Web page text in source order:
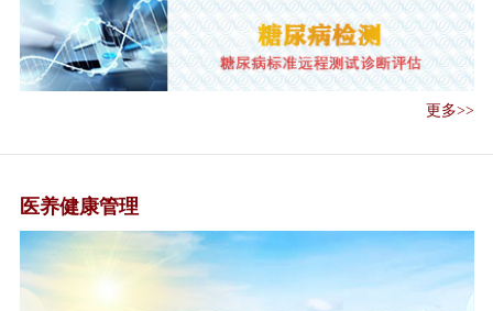
《关于推行医疗机构、医师、护
士电子证照工...
《新冠肺炎疫情期间办公场所和
具消毒与个人...
《关于进一步规范医疗机构名称
管理工作的通...
《关于进一步做好入境人员集中
更多>>
医养健康管理